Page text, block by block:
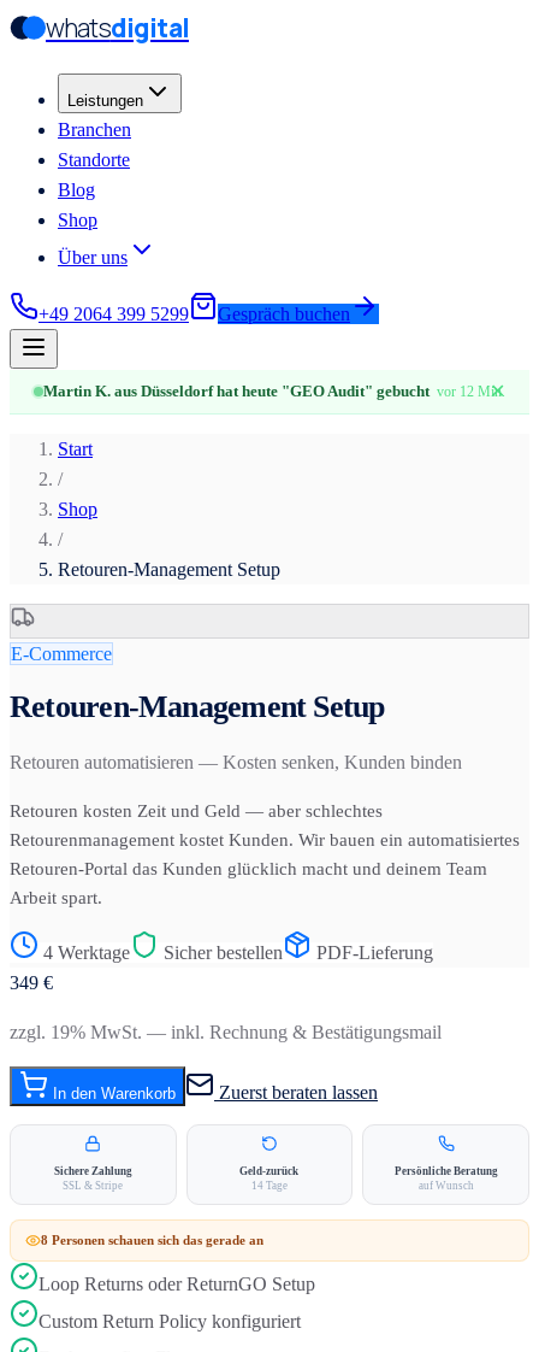
Zum Hauptinhalt springen
Zum Hauptinhalt springen
whatsdigital
Leistungen
Branchen
Standorte
Blog
Shop
Über uns
+49 2064 399 5299 Gespräch buchen
Martin K. aus Düsseldorf hat heute "GEO Audit" gebucht vor 12 Min.
✕
Start
/
Shop
/
Retouren-Management Setup
E-Commerce
Retouren-Management Setup
Retouren automatisieren — Kosten senken, Kunden binden
Retouren kosten Zeit und Geld — aber schlechtes
Retourenmanagement kostet Kunden. Wir bauen ein automatisiertes
Retouren-Portal das Kunden glücklich macht und deinem Team
Arbeit spart.
4 Werktage Sicher bestellen
PDF-Lieferung
349 €
zzgl. 19% MwSt. — inkl. Rechnung & Bestätigungsmail
In den Warenkorb Zuerst beraten lassen
Sichere Zahlung
SSL & Stripe
Geld-zurück
14 Tage
Persönliche Beratung
auf Wunsch
8 Personen schauen sich das gerade an
Loop Returns oder ReturnGO Setup
Custom Return Policy konfiguriert